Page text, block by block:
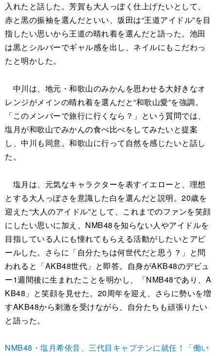
入れたと話した。芳賀も大人っぽく仕上げたいとして、
赤と黒の振袖を選んだといい、坂田は“王道アイドル”を目
指したい思いから王道の晴れ着を選んだと語った。池田
は黒とシルバーでギャル感を出し、ネイルにもこだわっ
たと明かした。
中川は、地元・和歌山のみかんを思わせる大好きなオ
レンジがメインの晴れ着を選んだと“和歌山愛”を強調。
「このメンバーで旅行に行くなら？」という質問では、
塩月が和歌山でみかんの食べ比べをしてみたいと提案
し、中川も同意。和歌山に行って自然を感じたいと話し
た。
塩月は、元気なキャラクターを表すイエローと、理想
とする大人っぽさを意識した白を選んだと説明。20歳を
迎えた“大人のアイドル”として、これまでのファンを笑顔
にしたい思いに加え、NMB48を知らない人やアイドルを
目指している人にも憧れてもらえる活動がしたいとアピ
ールした。さらに「自分たちは何世代だと思う？」と問
われると「AKB48世代」と即答。自身がAKB48のデビュ
ー1週間後に生まれたことを明かし、「NMB48であり、A
KB48」と笑顔を見せた。20周年を迎え、さらに勢いを増
すAKB48から刺激を受けながら、自分たちも頑張りたい
と語った。
NMB48・塩月希依音、三代目キャプテンに就任！「働い